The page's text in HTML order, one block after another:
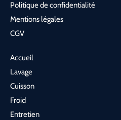
Politique de confidentialité
Mentions légales
CGV
Accueil
Lavage
Cuisson
Froid
Entretien